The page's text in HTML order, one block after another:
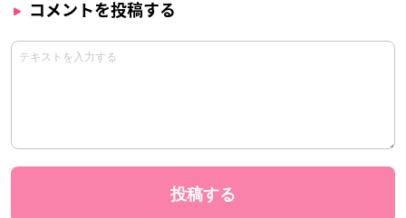
コメントを投稿する